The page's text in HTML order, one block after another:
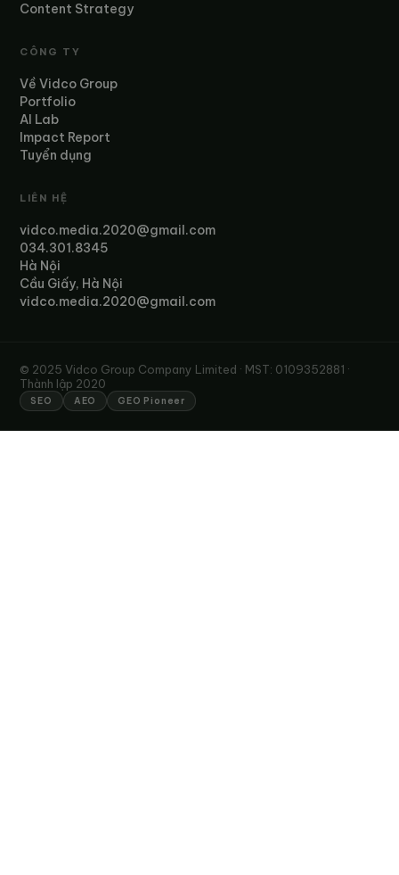
Content Strategy
CÔNG TY
Về Vidco Group
Portfolio
AI Lab
Impact Report
Tuyển dụng
LIÊN HỆ
vidco.media.2020@gmail.com
034.301.8345
Hà Nội
Cầu Giấy, Hà Nội
vidco.media.2020@gmail.com
© 2025 Vidco Group Company Limited · MST: 0109352881 ·
Thành lập 2020
SEO AEO GEO Pioneer